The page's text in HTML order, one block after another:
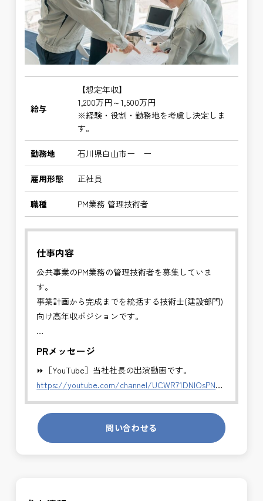
給与
【想定年収】
1,200万円～1,500万円
※経験・役割・勤務地を考慮し決定しま
す。
勤務地 石川県白山市ー ー
雇用形態 正社員
職種 PM業務 管理技術者
仕事内容
公共事業のPM業務の管理技術者を募集していま
す。
事業計画から完成までを統括する技術士(建設部門)
向け高年収ポジションです。
✅PM業務（プロジェクト・マネジメント）
担当します。
・全体スケジュール・事業費・リスクの管理
・発注方式や契約戦略の検討・調整
・CM・設計・施工フェーズの統合管理
・関係機関・住民・行政との合意形成支援
PRメッセージ
⏩［YouTube］当社社長の出演動画です。
https://youtube.com/channel/
発注者側の立場で業務を行う、やりがいのあるお仕
事です。
長期的にお仕事が出来る方を募集しております。
問い合わせる